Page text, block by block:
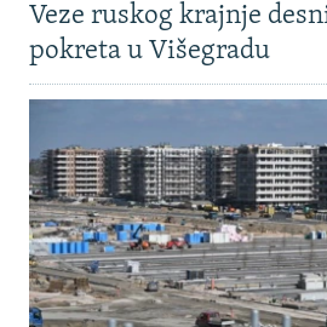
Veze ruskog krajnje
pokreta u Višegradu